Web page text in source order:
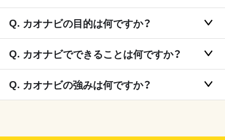
カオナビの目的は何ですか？
カオナビでできることは何ですか？
カオナビの強みは何ですか？